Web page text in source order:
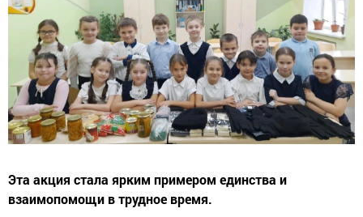
Эта акция стала ярким примером единства и
взаимопомощи в трудное время.